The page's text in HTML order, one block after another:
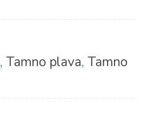
, Tamno plava, Tamno